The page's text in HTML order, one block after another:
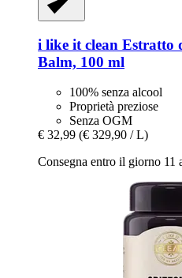
i like it clean Estratto
Balm, 100 ml
100% senza alcool
Proprietà preziose
Senza OGM
€ 32,99 (€ 329,90 / L)
Consegna entro il giorno 11